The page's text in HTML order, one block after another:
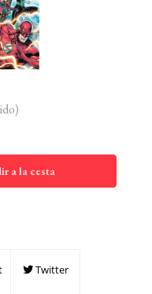
a la cesta
Twitter